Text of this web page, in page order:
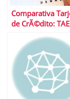
Comparativa
de CrÃ©dito: